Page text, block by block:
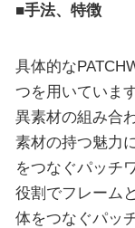
■手法、特徴
具体的な
つを用いていま
異素材の組み合
素材の持つ魅力
をつなぐパッチ
役割でフレーム
体をつなぐパッ